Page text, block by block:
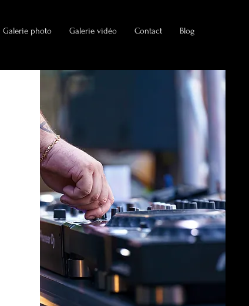
Galerie photo Galerie vidéo Contact Blog